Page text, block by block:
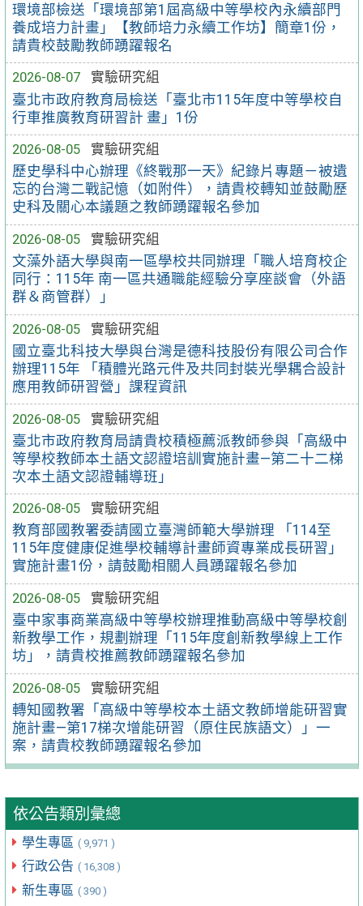
環境部檢送「環境部第1屆高級中等學校內永續部門
養成培力計畫」【教師培力永續工作坊】簡章1份，
請貴校鼓勵教師踴躍報名
2026-08-07
實驗研究組
臺北市政府教育局檢送「臺北市115年度中等學校自
行車推廣教育研習計 畫」1份
2026-08-05
實驗研究組
歷史學科中心辦理《終戰那一天》紀錄片專題－被遺
忘的台灣二戰記憶（如附件），請貴校轉知並鼓勵歷
史科及關心本議題之教師踴躍報名參加
2026-08-05
實驗研究組
文藻外語大學與南一區學校共同辦理「職人培育校企
同行：115年 南一區共通職能經驗分享座談會（外語
群＆商管群）」
2026-08-05
實驗研究組
國立臺北科技大學與台灣是德科技股份有限公司合作
辦理115年 「積體光路元件及共同封裝光學耦合設計
應用教師研習營」課程資訊
2026-08-05
實驗研究組
臺北市政府教育局請貴校積極薦派教師參與「高級中
等學校教師本土語文認證培訓實施計畫—第二十二梯
次本土語文認證輔導班」
2026-08-05
實驗研究組
教育部國教署委請國立臺灣師範大學辦理 「114至
115年度健康促進學校輔導計畫師資專業成長研習」
實施計畫1份，請鼓勵相關人員踴躍報名參加
2026-08-05
實驗研究組
臺中家事商業高級中等學校辦理推動高級中等學校創
新教學工作，規劃辦理「115年度創新教學線上工作
坊」，請貴校推薦教師踴躍報名參加
2026-08-05
實驗研究組
轉知國教署「高級中等學校本土語文教師增能研習實
施計畫—第17梯次增能研習（原住民族語文）」一
案，請貴校教師踴躍報名參加
依公告類別彙總
學生專區 ( 9,971 )
行政公告 ( 16,308 )
新生專區 ( 390 )